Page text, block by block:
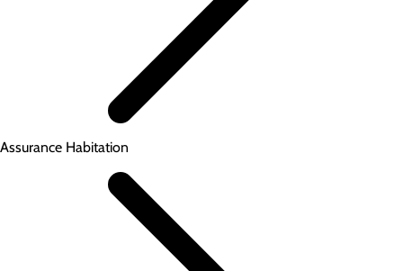
Assurance Habitation